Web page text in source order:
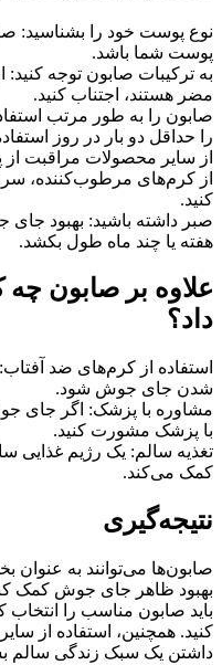
نوع پوست خود را بشناسید:
پوست شما باشد.
به ترکیبات صابون توجه
مضر هستند، اجتناب کنید.
صابون را به طور مرتب
را حداقل دو بار در روز
از سایر محصولات مراقبت از
از کرم‌های مرطوب‌کننده،
کنید.
صبر داشته باشید: بهبود
هفته یا چند ماه طول بکشد.
علاوه بر صابون چه
داد؟
استفاده از کرم‌های ضد
شدن جای جوش شود.
مشاوره با پزشک: اگر جای
با پزشک مشورت کنید.
تغذیه سالم: یک رژیم غذایی
کمک می‌کند.
نتیجه‌گیری
صابون‌ها می‌توانند به عنوان
بهبود ظاهر جای جوش کمک
باید صابون مناسب را انتخاب
کنید. همچنین، استفاده از
داشتن یک سبک زندگی سالم